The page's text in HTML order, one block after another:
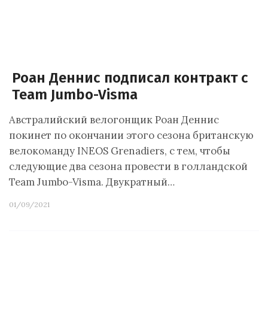
Роан Деннис подписал контракт с
Team Jumbo-Visma
Австралийский велогонщик Роан Деннис
покинет по окончании этого сезона британскую
велокоманду INEOS Grenadiers, с тем, чтобы
следующие два сезона провести в голландской
Team Jumbo-Visma. Двукратный…
01/09/2021